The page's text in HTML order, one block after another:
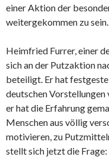
einer Aktion der
weitergekommen zu sein.
Heimfried Furrer, einer
sich an der Putzaktion
beteiligt. Er hat
deutschen Vorstellungen
er hat die Erfahrung
Menschen aus völlig
motivieren, zu
stellt sich jetzt die